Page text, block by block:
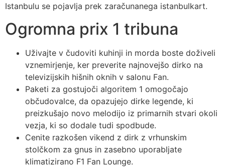
Istanbulu se pojavlja prek zaračunanega istanbulkart.
Ogromna prix 1 tribuna
Uživajte v čudoviti kuhinji in morda boste doživeli
vznemirjenje, ker preverite najnovejšo dirko na
televizijskih hišnih oknih v salonu Fan.
Paketi za gostujoči algoritem 1 omogočajo
občudovalce, da opazujejo dirke legende, ki
preizkušajo novo melodijo iz primarnih stvari okoli
vezja, ki so dodale tudi spodbude.
Cenite razkošen vikend z dirk z vrhunskim
stolčkom za gnus in zasebno uporabljate
klimatizirano F1 Fan Lounge.